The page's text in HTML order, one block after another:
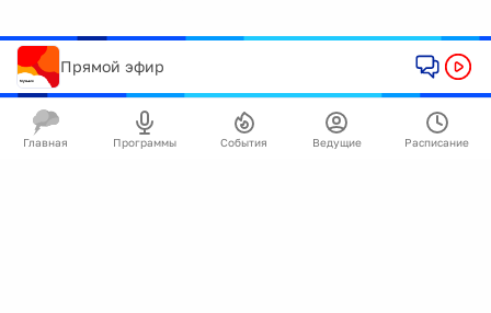
Прямой эфир
Главная Программы События Ведущие Расписание